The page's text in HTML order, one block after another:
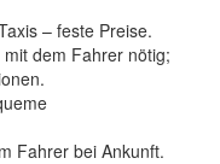
– feste Preise.
dem Fahrer nötig;
Fahrer bei Ankunft.